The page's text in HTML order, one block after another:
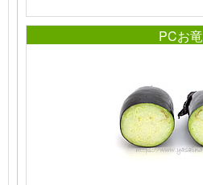
PCお竜